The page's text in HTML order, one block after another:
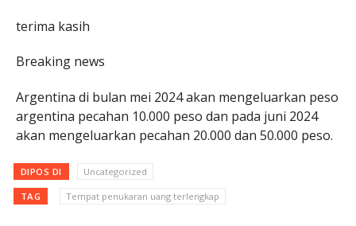
terima kasih
Breaking news
Argentina di bulan mei 2024 akan mengeluarkan peso
argentina pecahan 10.000 peso dan pada juni 2024
akan mengeluarkan pecahan 20.000 dan 50.000 peso.
DIPOS DI Uncategorized
TAG Tempat penukaran uang terlengkap